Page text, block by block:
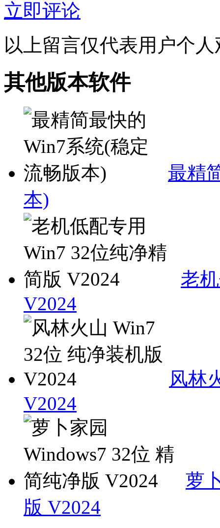
立即评论
以上留言仅代表用户个
其他版本软件
最精
本)
老
V2024
风林
V2024
萝
版 V2024